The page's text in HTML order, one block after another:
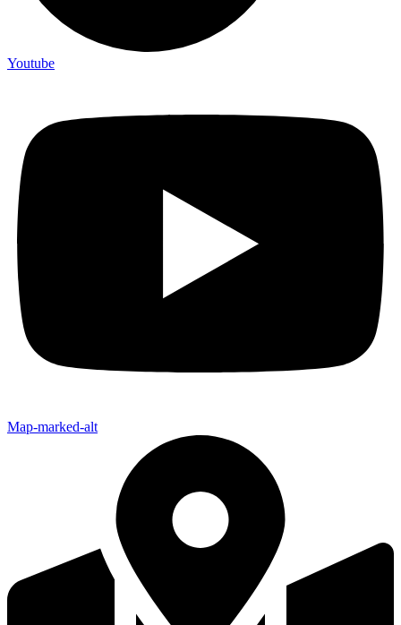
Youtube
Map-marked-alt